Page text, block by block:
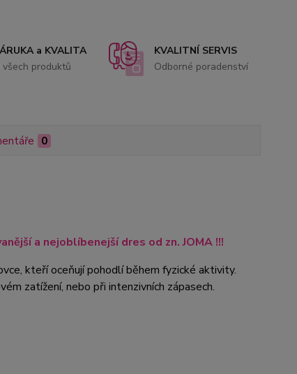
a KVALITA
všech produktů
KVALITNÍ SERVIS
Odborné poradenství
0
a nejoblíbenejší dres od zn. JOMA !!!
kteří oceňují pohodlí během fyzické aktivity.
zatížení, nebo při intenzivních zápasech.